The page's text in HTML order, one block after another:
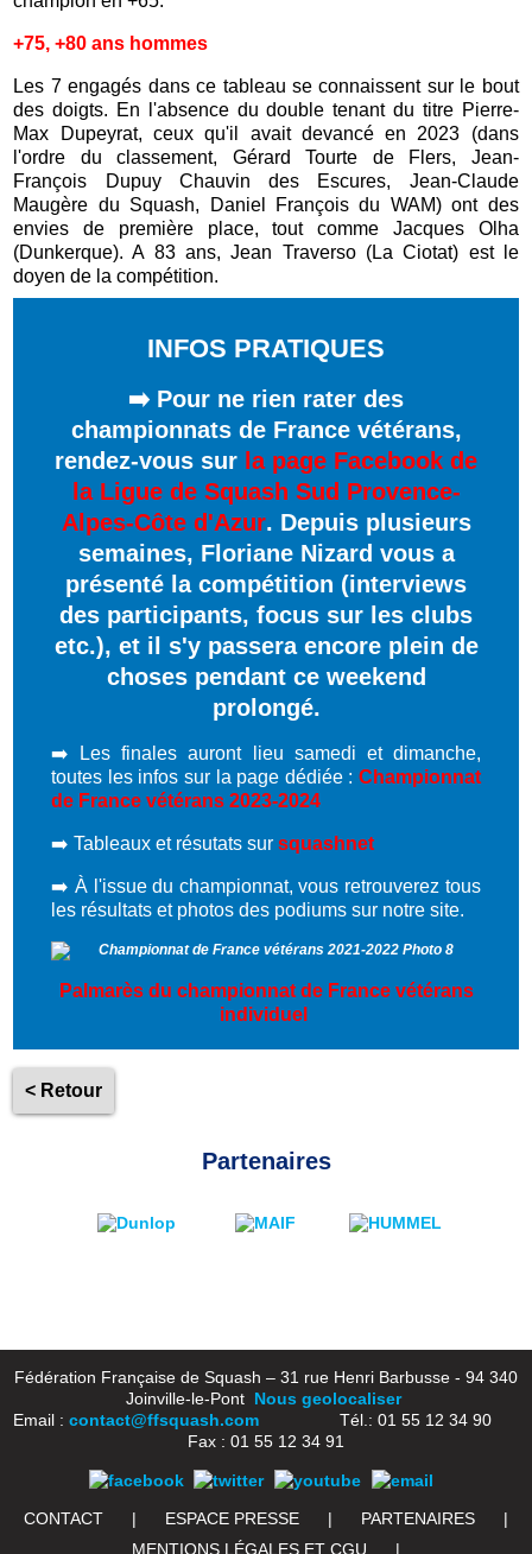
+75, +80 ans hommes
Les 7 engagés dans ce tableau se connaissent sur le bout
des doigts. En l'absence du double tenant du titre Pierre-
Max Dupeyrat, ceux qu'il avait devancé en 2023 (dans
l'ordre du classement, Gérard Tourte de Flers, Jean-
François Dupuy Chauvin des Escures, Jean-Claude
Maugère du Squash, Daniel François du WAM) ont des
envies de première place, tout comme Jacques Olha
(Dunkerque). A 83 ans, Jean Traverso (La Ciotat) est le
doyen de la compétition.
INFOS PRATIQUES
➡️ Pour ne rien rater des
championnats de France vétérans,
rendez-vous sur la page Facebook de
la Ligue de Squash Sud Provence-
Alpes-Côte d'Azur. Depuis plusieurs
semaines, Floriane Nizard vous a
présenté la compétition (interviews
des participants, focus sur les clubs
etc.), et il s'y passera encore plein de
choses pendant ce weekend
prolongé.
➡️ Les finales auront lieu samedi et dimanche,
toutes les infos sur la page dédiée : Championnat
de France vétérans 2023-2024
➡️ Tableaux et résutats sursquashnet
➡️ À l'issue du championnat, vous retrouverez tous
les résultats et photos des podiums sur notre site.
Palmarès du championnat de France vétérans
individuel
< Retour
Partenaires
Fédération Française de Squash – 31 rue Henri Barbusse - 94 340
Joinville-le-Pont Nous geolocaliser
Email : contact@ffsquash.comTél.: 01 55 12 34 90
Fax : 01 55 12 34 91
CONTACT | ESPACE PRESSE | PARTENAIRES
|
MENTIONS LÉGALES ET CGU
|